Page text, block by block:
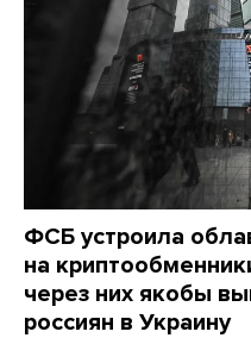
ФСБ устроила
на
через них якобы
россиян в Украину